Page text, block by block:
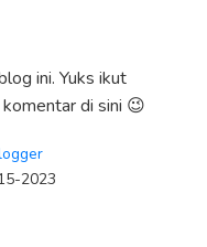
ini. Yuks ikut
di sini 😉
2023